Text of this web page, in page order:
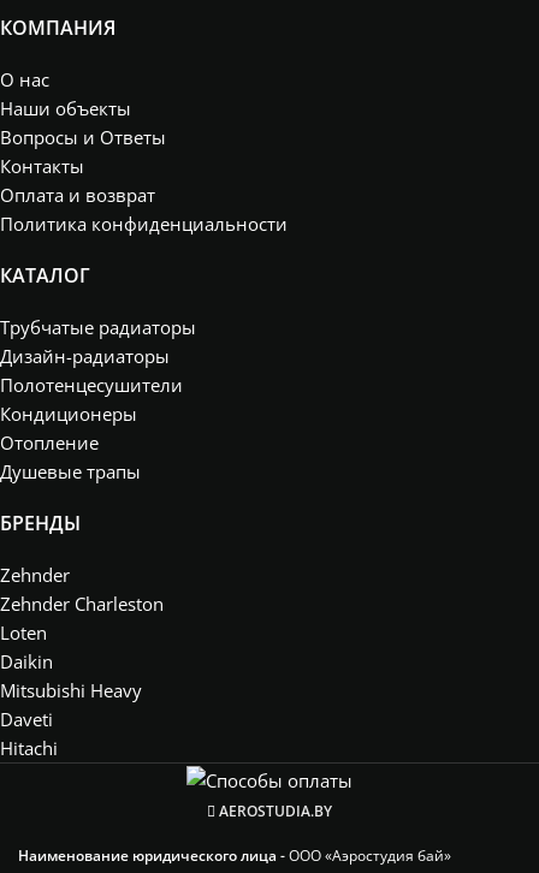
КОМПАНИЯ
О нас
Наши объекты
Вопросы и Ответы
Контакты
Оплата и возврат
Политика конфиденциальности
КАТАЛОГ
Трубчатые радиаторы
Дизайн-радиаторы
Полотенцесушители
Кондиционеры
Отопление
Душевые трапы
БРЕНДЫ
Zehnder
Zehnder Charleston
Loten
Daikin
Mitsubishi Heavy
Daveti
Hitachi
AEROSTUDIA.BY
Наименование юридического лица -ООО «Аэростудия бай»